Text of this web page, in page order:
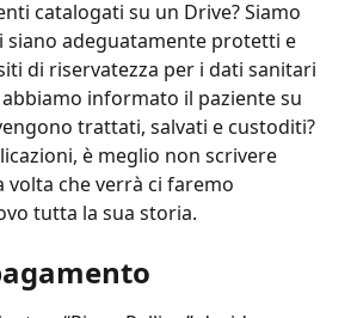
catalogati su un Drive? Siamo
siano adeguatamente protetti e
di riservatezza per i dati sanitari
informato il paziente su
trattati, salvati e custoditi?
è meglio non scrivere
volta che verrà ci faremo
tutta la sua storia.